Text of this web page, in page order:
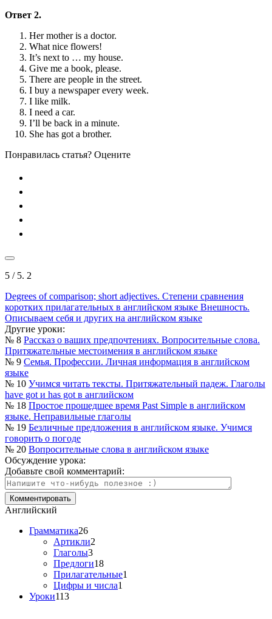
Ответ 2.
Her mother is a doctor.
What nice flowers!
It’s next to … my house.
Give me a book, please.
There are people in the street.
I buy a newspaper every week.
I like milk.
I need a car.
I’ll be back in a minute.
She has got a brother.
Понравилась статья? Оцените
5 / 5. 2
Degrees of comparison; short adjectives. Степени сравнения
коротких прилагательных в английском языке Внешность.
Описываем себя и других на английском языке
Другие уроки:
№ 8 Рассказ о ваших предпочтениях. Вопросительные слова.
Притяжательные местоимения в английском языке
№ 9 Семья. Профессии. Личная информация в английском
языке
№ 10 Учимся читать тексты. Притяжательный падеж. Глаголы
have got и has got в английском
№ 18 Простое прошедшее время Past Simple в английском
языке. Неправильные глаголы
№ 19 Безличные предложения в английском языке. Учимся
говорить о погоде
№ 20 Вопросительные слова в английском языке
Обсуждение урока:
Добавьте свой комментарий:
Английский
Грамматика26
Артикли2
Глаголы3
Предлоги18
Прилагательные1
Цифры и числа1
Уроки113